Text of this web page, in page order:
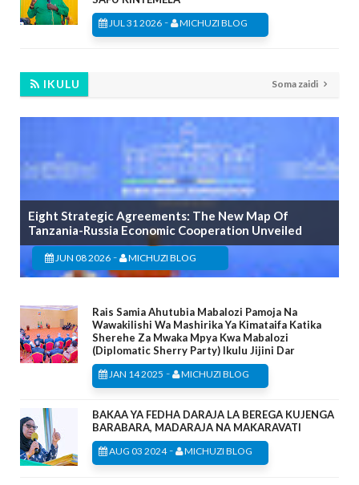
JUL 31 2026 - MICHUZI BLOG
IKULU Soma zaidi
Eight Strategic Agreements: The New Map Of
Tanzania-Russia Economic Cooperation Unveiled
JUN 08 2026 - MICHUZI BLOG
Rais Samia Ahutubia Mabalozi Pamoja Na
Wawakilishi Wa Mashirika Ya Kimataifa Katika
Sherehe Za Mwaka Mpya Kwa Mabalozi
(Diplomatic Sherry Party) Ikulu Jijini Dar
JAN 14 2025 - MICHUZI BLOG
BAKAA YA FEDHA DARAJA LA BEREGA KUJENGA
BARABARA, MADARAJA NA MAKARAVATI
AUG 03 2024- MICHUZI BLOG